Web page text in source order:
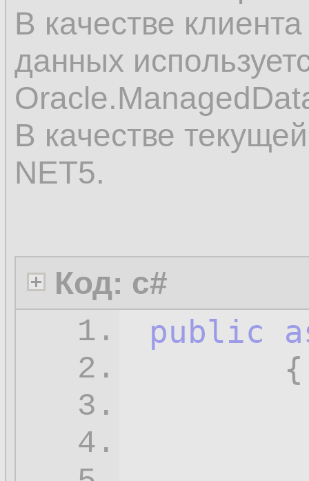
В качестве
данных
В качестве
NET5.
Код: c#
1.
2.
3.
4.
public
        {